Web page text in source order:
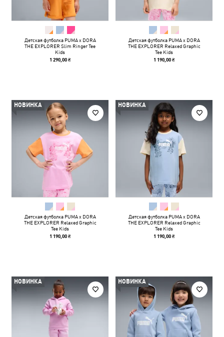
Детская футболка PUMA x DORA
THE EXPLORER Slim Ringer Tee
Kids
1 290,00 ₴
Детская футболка PUMA x DORA
THE EXPLORER Relaxed Graphic
Tee Kids
1 190,00 ₴
НОВИНКА
Детская футболка PUMA x DORA
THE EXPLORER Relaxed Graphic
Tee Kids
1 190,00 ₴
НОВИНКА
Детская футболка PUMA x DORA
THE EXPLORER Relaxed Graphic
Tee Kids
1 190,00 ₴
НОВИНКА НОВИНКА